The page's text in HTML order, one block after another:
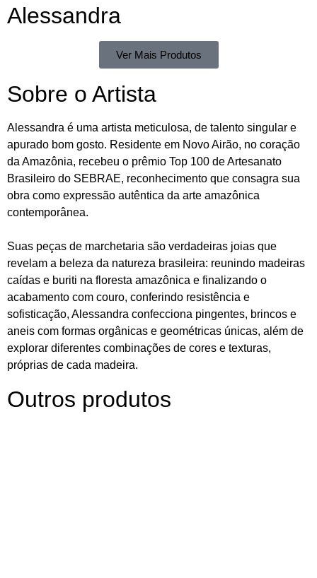
Alessandra
Ver Mais Produtos
Sobre o Artista
Alessandra é uma artista meticulosa, de talento singular e
apurado bom gosto. Residente em Novo Airão, no coração
da Amazônia, recebeu o prêmio Top 100 de Artesanato
Brasileiro do SEBRAE, reconhecimento que consagra sua
obra como expressão autêntica da arte amazônica
contemporânea.
Suas peças de marchetaria são verdadeiras joias que
revelam a beleza da natureza brasileira: reunindo madeiras
caídas e buriti na floresta amazônica e finalizando o
acabamento com couro, conferindo resistência e
sofisticação, Alessandra confecciona pingentes, brincos e
aneis com formas orgânicas e geométricas únicas, além de
explorar diferentes combinações de cores e texturas,
próprias de cada madeira.
Outros produtos